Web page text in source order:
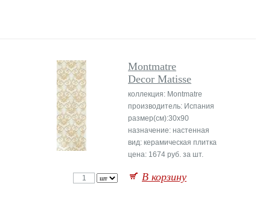
Montmatre
Decor Matisse
коллекция: Montmatre
производитель: Испания
размер(см):30x90
назначение: настенная
вид: керамическая плитка
цена: 1674 руб. за шт.
В корзину